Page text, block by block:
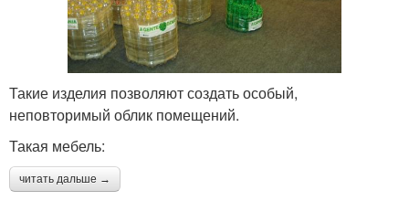
Такие изделия позволяют создать особый,
неповторимый облик помещений.
Такая мебель:
читать дальше →